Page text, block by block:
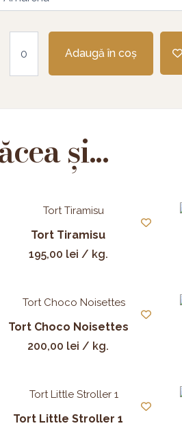
Adaugă în coș
și...
Tort Tiramisu
195,00 lei / kg.
Tort Choco Noisettes
200,00 lei / kg.
Tort Little Stroller 1